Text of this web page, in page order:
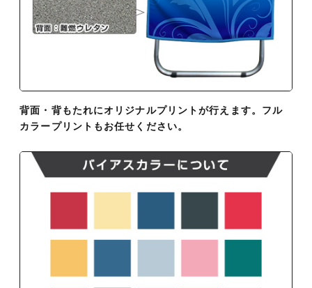
背面・背もたれにオリジナルプリントが行えます。フル
カラープリントもお任せください。